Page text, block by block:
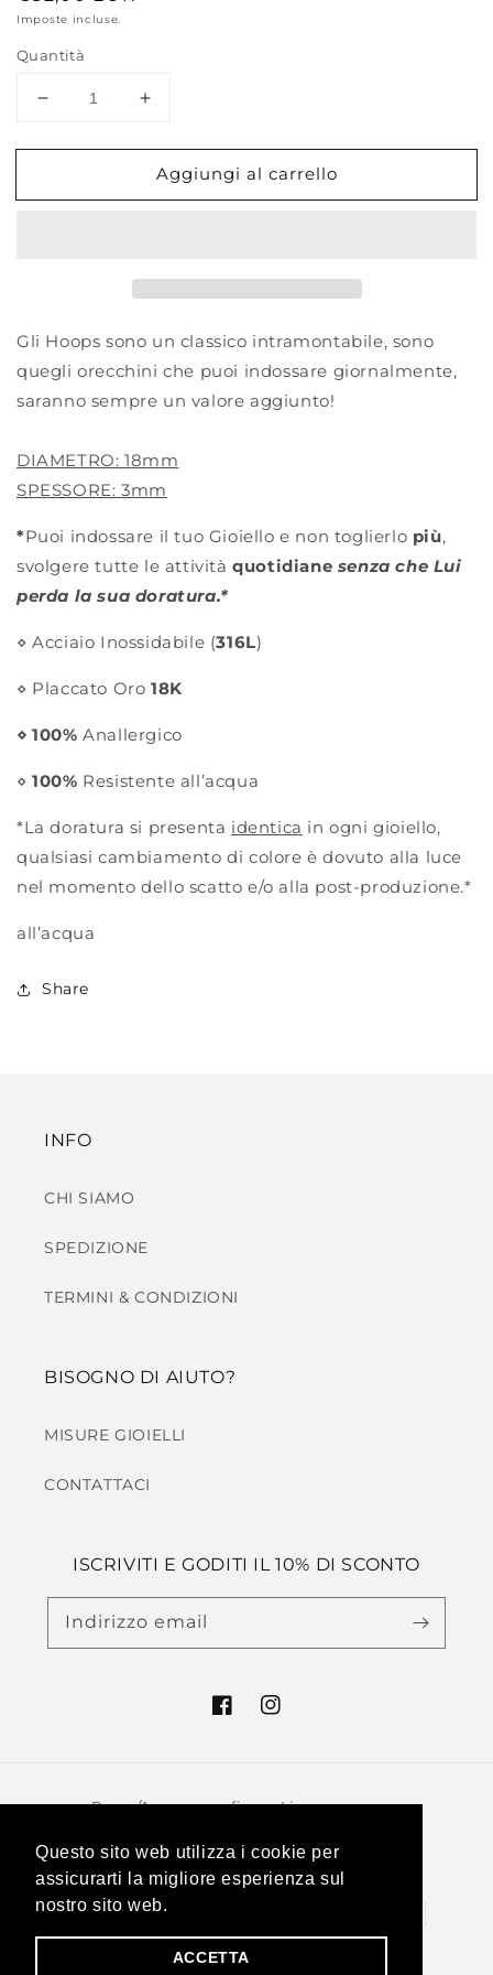
Questo sito web utilizza i cookie per
assicurarti la migliore esperienza sul
nostro sito web.
ACCETTA
di
listino
Imposte incluse.
Quantità
Diminuisci
per
Aumenta
per
HOOPSINI
Aggiungi al carrello
Gli Hoops sono un classico intramontabile, sono
quegli orecchini che puoi indossare giornalmente,
saranno sempre un valore aggiunto!
DIAMETRO: 18mm
SPESSORE: 3mm
*Puoi indossare il tuo Gioiello e non toglierlo più,
svolgere tutte le attivitàquotidiane senza che Lui
perda la sua doratura.*
⋄ Acciaio Inossidabile (316L)
⋄ Placcato Oro 18K
⋄ 100%Anallergico
⋄100% Resistente all’acqua
*La doratura si presenta identica in ogni gioiello,
qualsiasi cambiamento di colore è dovuto alla luce
nel momento dello scatto e/o alla post-produzione.*
all’acqua
Share
INFO
CHI SIAMO
SPEDIZIONE
TERMINI & CONDIZIONI
BISOGNO DI AIUTO?
MISURE GIOIELLI
CONTATTACI
ISCRIVITI E GODITI IL 10% DI SCONTO
Indirizzo email
FacebookInstagram
Paese/Area geografica
Italia (EUR €)
Lingua
Italiano
Metodi
di